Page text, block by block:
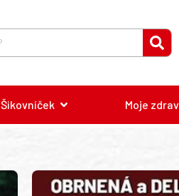
Šikovníček Moje